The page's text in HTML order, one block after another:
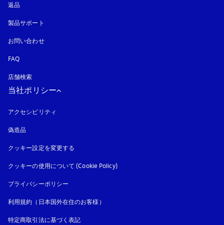
返品
製品サポート
お問い合わせ
FAQ
店舗検索
当社ポリシー
アクセシビリティ
偽造品
クッキー設定を変更する
クッキーの使用について (Cookie Policy)新しいタブに表示されます
プライバシーポリシー
利用規約（日本国外在住のお客様）
特定商取引法に基づく表記